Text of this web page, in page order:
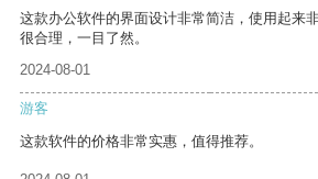
这款办公软件的界面设计非常简洁，使用起来
很合理，一目了然。
2024-08-01
游客
这款软件的价格非常实惠，值得推荐。